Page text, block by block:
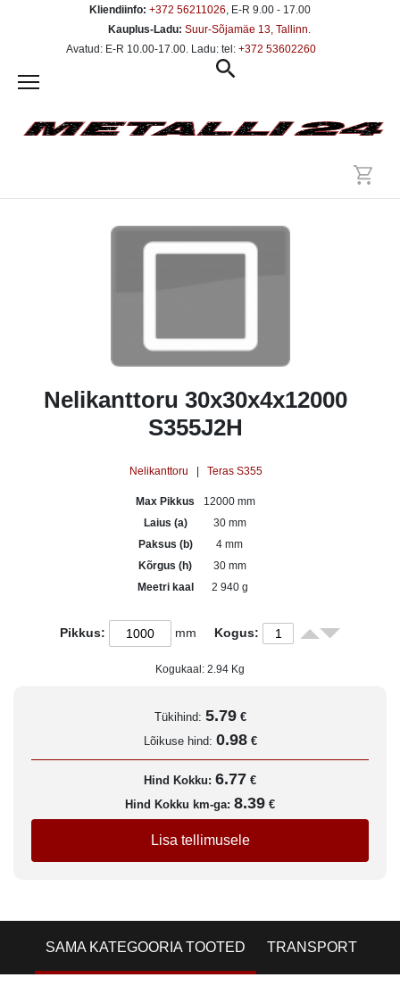
Kliendiinfo: +372 56211026, E-R 9.00 - 17.00
Kauplus-Ladu: Suur-Sõjamäe 13, Tallinn.
Avatud: E-R 10.00-17.00. Ladu: tel: +372 53602260
Nelikanttoru 30x30x4x12000
S355J2H
Nelikanttoru Teras S355
Max Pikkus
12000 mm
Laius (a)
30 mm
Paksus (b)
4 mm
Kõrgus (h)
30 mm
Meetri kaal
2 940 g
Pikkus: mm Kogus:
Kogukaal: 2.94 Kg
Tükihind: 5.79 €
Lõikuse hind: 0.98 €
Hind Kokku: 6.77 €
Hind Kokku km-ga: 8.39 €
Lisa tellimusele
SAMA KATEGOORIA TOOTED TRANSPORT